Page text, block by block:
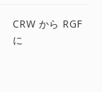
CRW から RGF
に